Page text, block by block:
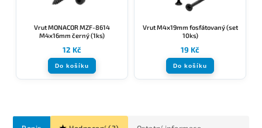
Vrut MONACOR MZF-8614
M4x16mm černý (1ks)
12 Kč
Do košíku
Vrut M4x19mm fosfátovaný (set
10ks)
19 Kč
Do košíku